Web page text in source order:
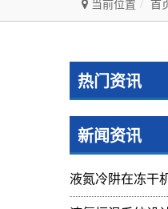
当前位置 首
热门资讯
新闻资讯
液氮冷阱在冻干